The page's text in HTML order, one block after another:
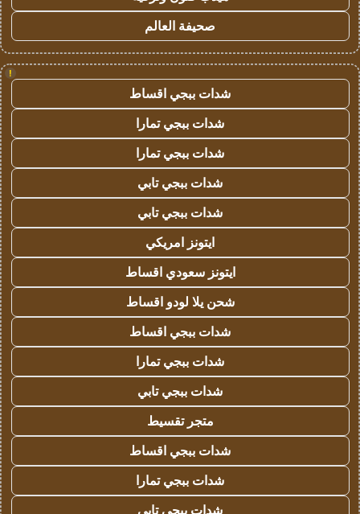
صحيفة العالم
!
شدات ببجي اقساط
شدات ببجي تمارا
شدات ببجي تمارا
شدات ببجي تابي
شدات ببجي تابي
ايتونز امريكي
ايتونز سعودي اقساط
شحن يلا لودو اقساط
شدات ببجي اقساط
شدات ببجي تمارا
شدات ببجي تابي
متجر تقسيط
شدات ببجي اقساط
شدات ببجي تمارا
شدات ببجي تابي